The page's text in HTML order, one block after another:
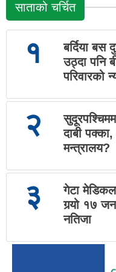
साताको चर्चित
१
बर्दिया
उठ्दा पनि
परिवारको
२
दाबी
मन्त्रालय?
३
गेटा मेडिकल
गर्‍यो १७
नतिजा